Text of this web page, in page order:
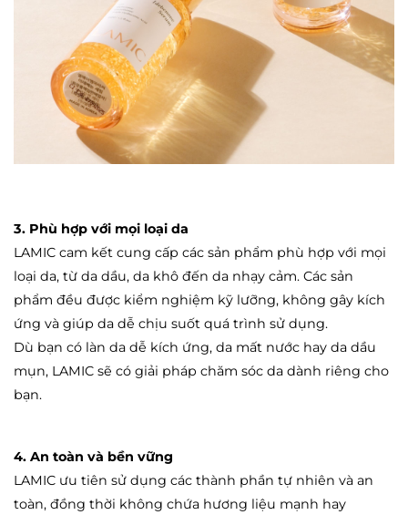
3. Phù hợp với mọi loại da
LAMIC cam kết cung cấp các sản phẩm phù hợp với mọi
loại da, từ da dầu, da khô đến da nhạy cảm. Các sản
phẩm đều được kiểm nghiệm kỹ lưỡng, không gây kích
ứng và giúp da dễ chịu suốt quá trình sử dụng.
Dù bạn có làn da dễ kích ứng, da mất nước hay da dầu
mụn, LAMIC sẽ có giải pháp chăm sóc da dành riêng cho
bạn.
4. An toàn và bền vững
LAMIC ưu tiên sử dụng các thành phần tự nhiên và an
toàn, đồng thời không chứa hương liệu mạnh hay